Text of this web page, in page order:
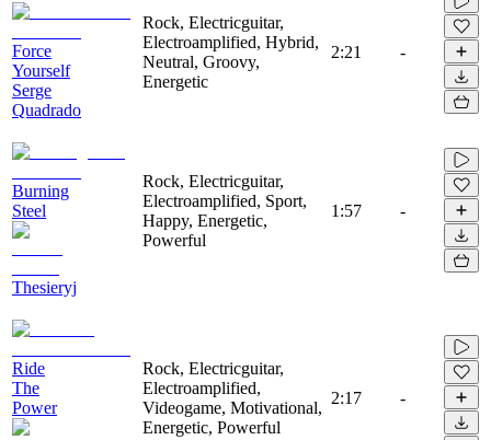
Force
Yourself
Serge
Quadrado
Rock, Electricguitar,
Electroamplified, Hybrid,
Neutral, Groovy,
Energetic
2:21 -
Burning
Steel
Thesieryj
Rock, Electricguitar,
Electroamplified, Sport,
Happy, Energetic,
Powerful
1:57 -
Ride
The
Power
Rock, Electricguitar,
Electroamplified,
Videogame, Motivational,
Energetic, Powerful
2:17 -